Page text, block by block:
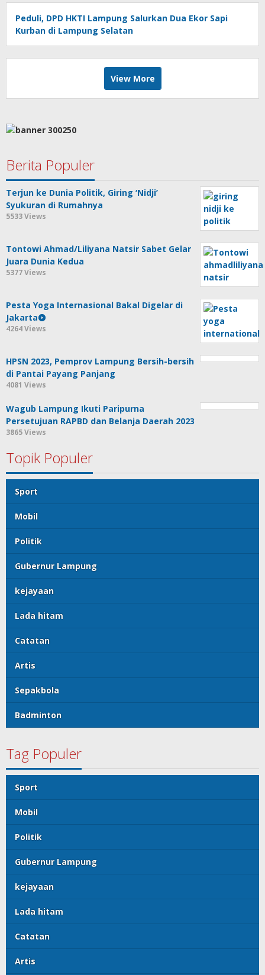
Peduli, DPD HKTI Lampung Salurkan Dua Ekor Sapi
Kurban di Lampung Selatan
View More
Berita Populer
Terjun ke Dunia Politik, Giring ‘Nidji’
Syukuran di Rumahnya
5533 Views
Tontowi Ahmad/Liliyana Natsir Sabet Gelar
Juara Dunia Kedua
5377 Views
Pesta Yoga Internasional Bakal Digelar di
Jakarta
4264 Views
HPSN 2023, Pemprov Lampung Bersih-bersih
di Pantai Payang Panjang
4081 Views
Wagub Lampung Ikuti Paripurna
Persetujuan RAPBD dan Belanja Daerah 2023
3865 Views
Topik Populer
Sport
Mobil
Politik
Gubernur Lampung
kejayaan
Lada hitam
Catatan
Artis
Sepakbola
Badminton
Tag Populer
Sport
Mobil
Politik
Gubernur Lampung
kejayaan
Lada hitam
Catatan
Artis